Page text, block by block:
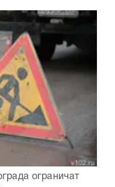
ограничат